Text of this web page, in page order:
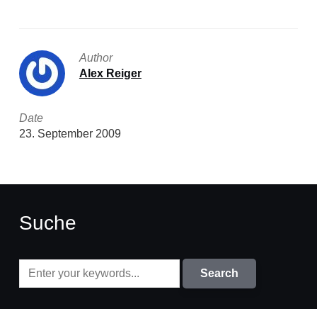
Author
Alex Reiger
Date
23. September 2009
Suche